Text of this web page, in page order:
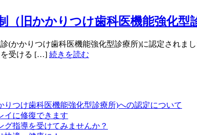
（旧かかりつけ歯科医機能強化型
(かかりつけ歯科医機能強化型診療所)に認定され
を受ける […] 続きを読む
つけ歯科医機能強化型診療所)への認定について
イに修復できます
指導を受けてみませんか？